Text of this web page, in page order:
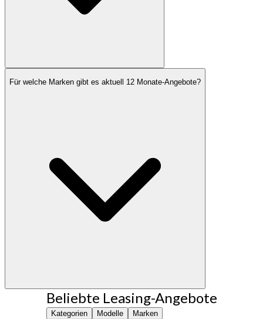
Für welche Marken gibt es aktuell 12 Monate-Angebote?
Beliebte Leasing-Angebote
Kategorien Modelle Marken